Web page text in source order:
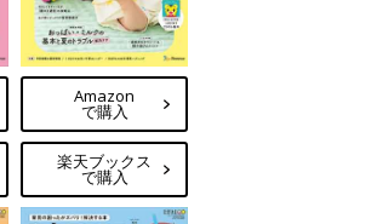
Amazon
で購入
楽天ブックス
で購入